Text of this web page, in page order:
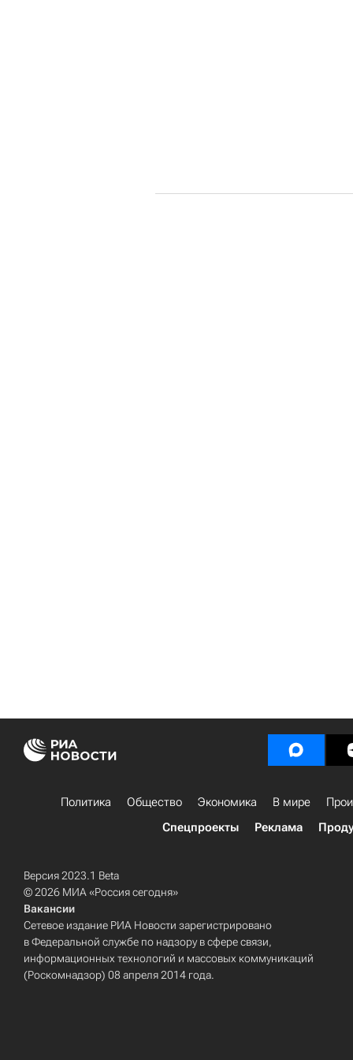
Политика Общество Экономика В мире
Спецпроекты
Реклама
Версия 2023.1 Beta
© 2026 МИА «Россия сегодня»
Вакансии
Сетевое издание РИА Новости зарегистрировано
в Федеральной службе по надзору в сфере связи,
информационных технологий и массовых коммуникаций
(Роскомнадзор) 08 апреля 2014 года.